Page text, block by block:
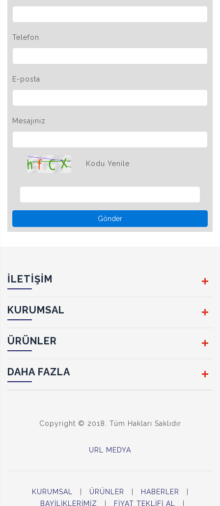
Telefon
E-posta
Mesajınız
Kodu Yenile
Gönder
İLETİŞİM
KURUMSAL
ÜRÜNLER
DAHA FAZLA
Copyright © 2018. Tüm Hakları Saklıdır
URL MEDYA
KURUMSAL ÜRÜNLER HABERLER
BAYİLİKLERİMİZ
FİYAT TEKLİFİ AL